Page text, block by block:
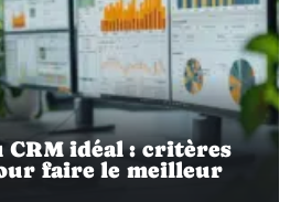
CRM idéal : critères
faire le meilleur